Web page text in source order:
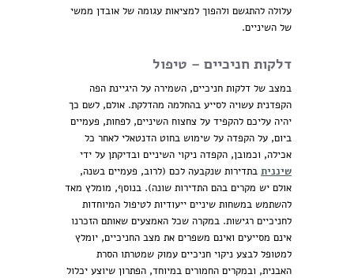
עלולה להתגשם ולהפוך למציאות עגומה של אובדן ממשי
של השיניים.
דלקות חניכיים – טיפול
במצב של דלקות חניכיים, השמירה על היגיינת הפה
הקפדנית עשויה לסייע בהחלמה מהדלקת. אולם, לשם כך
יהיה עליכם להקפיד על צחצוח השיניים, לפחות, פעמיים
ביום, על הקפדה על שימוש בחוט הדנטאלי לאחר כל
אכילה, וכמובן, הקפדה ניקוי השיניים ובדיקתן על ידי
שיננית בתדירות שנקבעה לכם (לרוב, פעמיים בשנה,
אולם יש מקרים בהם התדירות שונה). בנוסף, מומלץ מאד
להשתמש במשחות שיניים ייעודיות לטיפול המיוחדות
לחניכיים רגישות. במקרה שכל האמצעים שאותם הזכרנו
אינם מסייעים ואינם משפרים את מצב החניכיים, יומלץ
למטופל לבצע ניקוי חניכיים עמוק שמטרתו הסרת
האבנית, ובמקרים החמורים במיוחד, הפתרון שיוצע יכלול